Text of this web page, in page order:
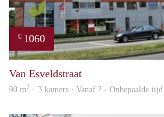
€ 1060
Van Esveldstraat
90 m2 · 3 kamers · Vanaf ? - Onbepaalde tijd